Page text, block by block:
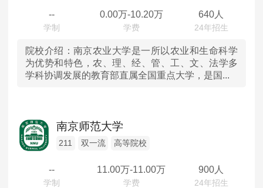
-- 0.00万-10.20万 640人
院校介绍： 南京农业大学是一所以农业和生命科学
为优势和特色，农、理、经、管、工、文、法学多
学科协调发展的教育部直属全国重点大学，是国...
南京师范大学
211 双一流 高等院校
-- 11.00万-11.00万 900人